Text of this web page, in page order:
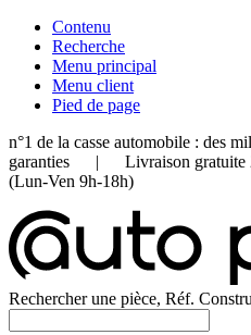
Contenu
Recherche
Menu principal
Menu client
Pied de page
n°1 de la casse automobile : des
garanties | Livraison
(Lun-Ven 9h-18h)
Rechercher une pièce, Réf.